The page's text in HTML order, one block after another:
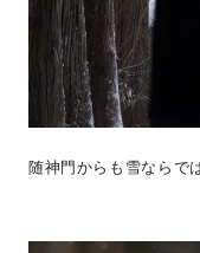
随神門からも雪ならで